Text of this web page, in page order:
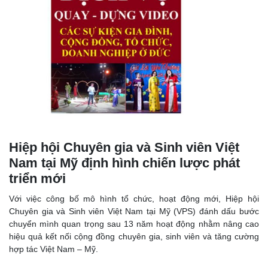
Hiệp hội Chuyên gia và Sinh viên Việt
Nam tại Mỹ định hình chiến lược phát
triển mới
Với việc công bố mô hình tổ chức, hoạt động mới, Hiệp hội
Chuyên gia và Sinh viên Việt Nam tại Mỹ (VPS) đánh dấu bước
chuyển mình quan trọng sau 13 năm hoạt động nhằm nâng cao
hiệu quả kết nối cộng đồng chuyên gia, sinh viên và tăng cường
hợp tác Việt Nam – Mỹ.